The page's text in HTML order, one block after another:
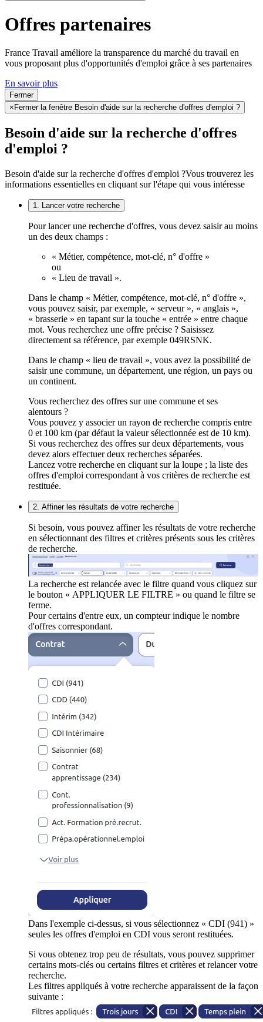
Offres partenaires
France Travail améliore la transparence du marché du travail en
vous proposant plus d'opportunités d'emploi grâce à ses partenaires
En savoir plus
Fermer
× Fermer la fenêtre Besoin d'aide sur la recherche d'offres d'emploi ?
Besoin d'aide sur la recherche d'offres
d'emploi ?
Besoin d'aide sur la recherche d'offres d'emploi ?Vous trouverez les
informations essentielles en cliquant sur l'étape qui vous intéresse
1. Lancer votre recherche
Pour lancer une recherche d'offres, vous devez saisir au moins
un des deux champs :
« Métier, compétence, mot-clé, n° d'offre »
ou
« Lieu de travail ».
Dans le champ « Métier, compétence, mot-clé, n° d'offre »,
vous pouvez saisir, par exemple, « serveur », « anglais »,
« brasserie » en tapant sur la touche « entrée » entre chaque
mot. Vous recherchez une offre précise ? Saisissez
directement sa référence, par exemple 049RSNK.
Dans le champ « lieu de travail », vous avez la possibilité de
saisir une commune, un département, une région, un pays ou
un continent.
Vous recherchez des offres sur une commune et ses
alentours ?
Vous pouvez y associer un rayon de recherche compris entre
0 et 100 km (par défaut la valeur sélectionnée est de 10 km).
Si vous recherchez des offres sur deux départements, vous
devez alors effectuer deux recherches séparées.
Lancez votre recherche en cliquant sur la loupe ; la liste des
offres d'emploi correspondant à vos critères de recherche est
restituée.
2. Affiner les résultats de votre recherche
Si besoin, vous pouvez affiner les résultats de votre recherche
en sélectionnant des filtres et critères présents sous les critères
de recherche.
La recherche est relancée avec le filtre quand vous cliquez sur
le bouton « APPLIQUER LE FILTRE » ou quand le filtre se
ferme.
Pour certains d'entre eux, un compteur indique le nombre
d'offres correspondant.
Dans l'exemple ci-dessus, si vous sélectionnez « CDI (941) »
seules les offres d'emploi en CDI vous seront restituées.
Si vous obtenez trop peu de résultats, vous pouvez supprimer
certains mots-clés ou certains filtres et critères et relancer votre
recherche.
Les filtres appliqués à votre recherche apparaissent de la façon
suivante :